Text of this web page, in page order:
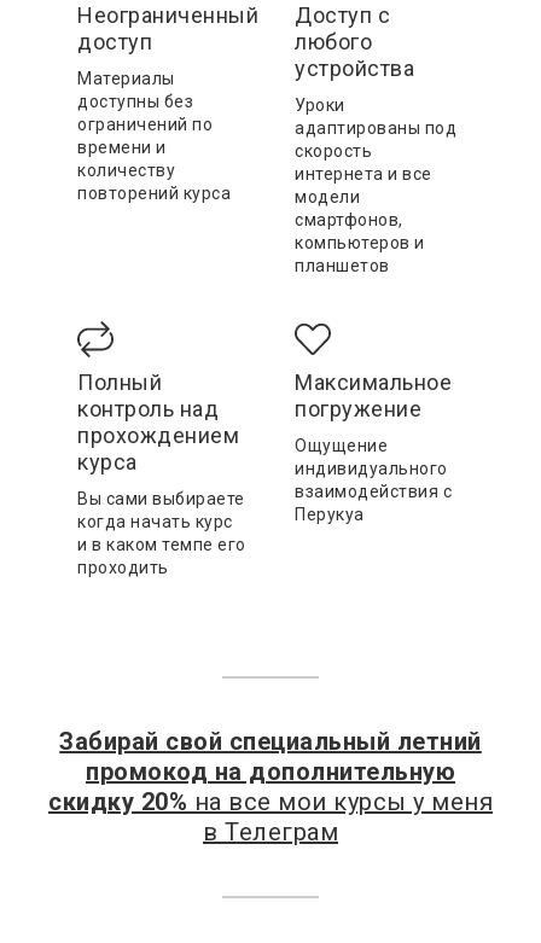
Неограниченный
доступ
Материалы
доступны без
ограничений по
времени и
количеству
повторений курса
Доступ с
любого
устройства
Уроки
адаптированы под
скорость
интернета и все
модели
смартфонов,
компьютеров и
планшетов
Полный
контроль над
прохождением
курса
Вы сами выбираете
когда начать курс
и в каком темпе его
проходить
Максимальное
погружение
Ощущение
индивидуального
взаимодействия с
Перукуа
Забирай свой специальный летний
промокод на дополнительную
скидку 20% на все мои курсы у меня
в Телеграм